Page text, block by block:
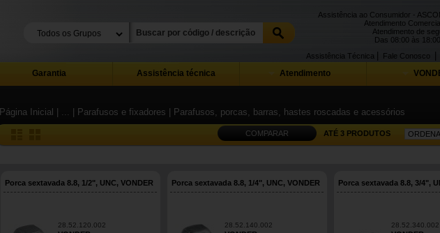
Assistência ao Consumidor -
Atendimento
Atendimento de
Das 08:00 às
Fale Conosco
Assistência Técnica
Garantia Assistência técnica Atendimento
Página Inicial | ... | Parafusos e fixadores | Parafusos, porcas, barras, hastes roscadas e acessórios
COMPARAR ATÉ 3 PRODUTOS
Porca sextavada 8.8, 1/2", UNC, VONDER
28.52.120.002
Porca sextavada 8.8, 1/4", UNC, VONDER
28.52.140.002
Porca sextavada 8.8, 3/4",
28.52.340.002